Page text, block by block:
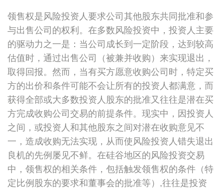
领售权是风险投资人要求公司其他股东共同批准和参
与出售公司的权利。在多数风险投资中，投资人主要
的驱动力之一是：当公司成长到一定阶段，达到较高
估值时，通过出售公司（被兼并收购）来实现退出，
取得回报。然而，当有买方愿意收购公司时，特定买
方的出价和条件可能不会让所有的投资人都满意，而
获得全部或大多数投资人股东的批准又往往是潜在买
方完成收购公司交易的前提条件。现实中，因投资人
之间，或投资人和其他股东之间对潜在收购意见不
一，造成收购无法实现，从而使风险投资人错失退出
良机的先例屡见不鲜。在硅谷地区的风险投资交易
中，领售权的相关条件，包括触发领售权的条件（特
定比例股东的要求和董事会的批准等）,往往是投资